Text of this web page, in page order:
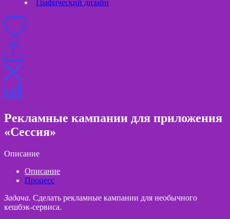
Графический дизайн
Рекламные кампании для приложения
«Сессия»
Описание
Описание
Процесс
Задача. Сделать рекламные кампании для необычного
кешбэк-сервиса.